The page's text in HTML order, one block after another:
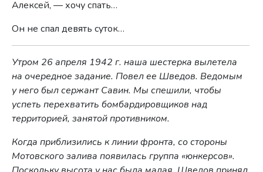
Алексей, — хочу спать…
Он не спал девять суток…
Утром 26 апреля 1942 г. наша шестерка вылетела
на очередное задание. Повел ее Шведов. Ведомым
у него был сержант Савин. Мы спешили, чтобы
успеть перехватить бомбардировщиков над
территорией, занятой противником.
Когда приблизились к линии фронта, со стороны
Мотовского залива появилась группа «юнкерсов».